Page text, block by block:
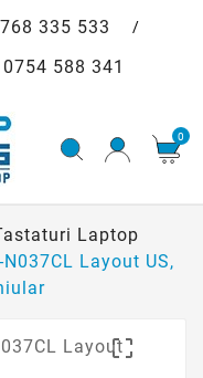
335 533
0754 588 341
0
Laptop
Layout US,
